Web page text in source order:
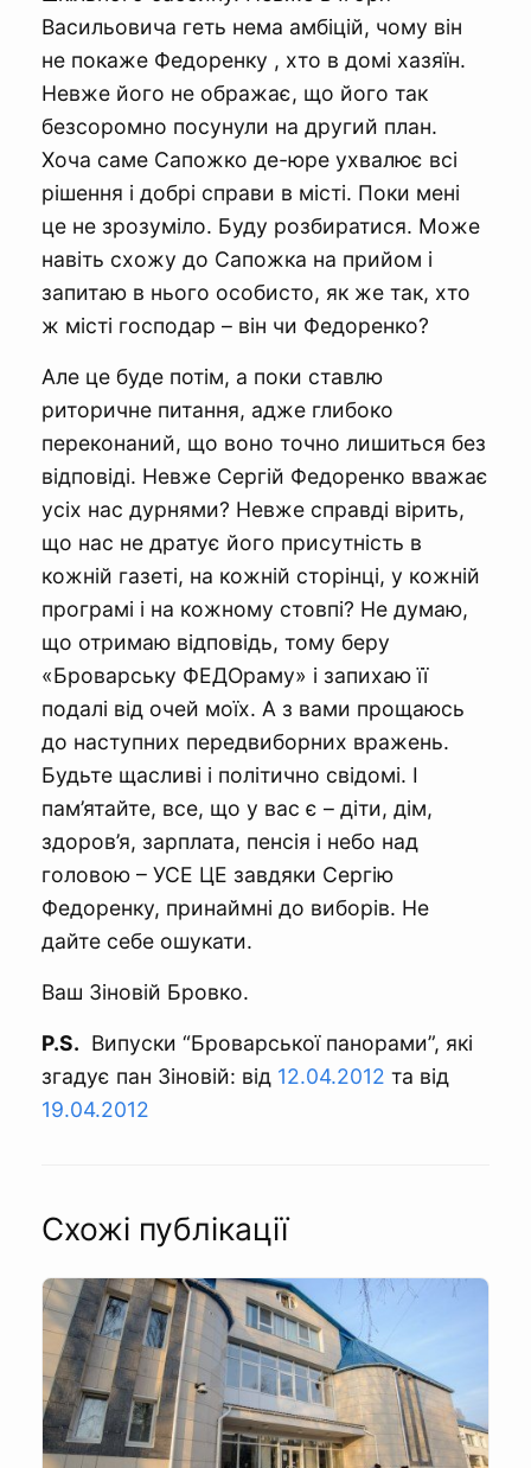
Васильовича геть нема амбіцій, чому він
не покаже Федоренку , хто в домі хазяїн.
Невже його не ображає, що його так
безсоромно посунули на другий план.
Хоча саме Сапожко де-юре ухвалює всі
рішення і добрі справи в місті. Поки мені
це не зрозуміло. Буду розбиратися. Може
навіть схожу до Сапожка на прийом і
запитаю в нього особисто, як же так, хто
ж місті господар – він чи Федоренко?
Але це буде потім, а поки ставлю
риторичне питання, адже глибоко
переконаний, що воно точно лишиться без
відповіді. Невже Сергій Федоренко вважає
усіх нас дурнями? Невже справді вірить,
що нас не дратує його присутність в
кожній газеті, на кожній сторінці, у кожній
програмі і на кожному стовпі? Не думаю,
що отримаю відповідь, тому беру
«Броварську ФЕДОраму» і запихаю її
подалі від очей моїх. А з вами прощаюсь
до наступних передвиборних вражень.
Будьте щасливі і політично свідомі. І
пам’ятайте, все, що у вас є – діти, дім,
здоров’я, зарплата, пенсія і небо над
головою – УСЕ ЦЕ завдяки Сергію
Федоренку, принаймні до виборів. Не
дайте себе ошукати.
Ваш Зіновій Бровко.
P.S. Випуски “Броварської панорами”, які
згадує пан Зіновій: від 12.04.2012 та від
19.04.2012
Схожі публікації